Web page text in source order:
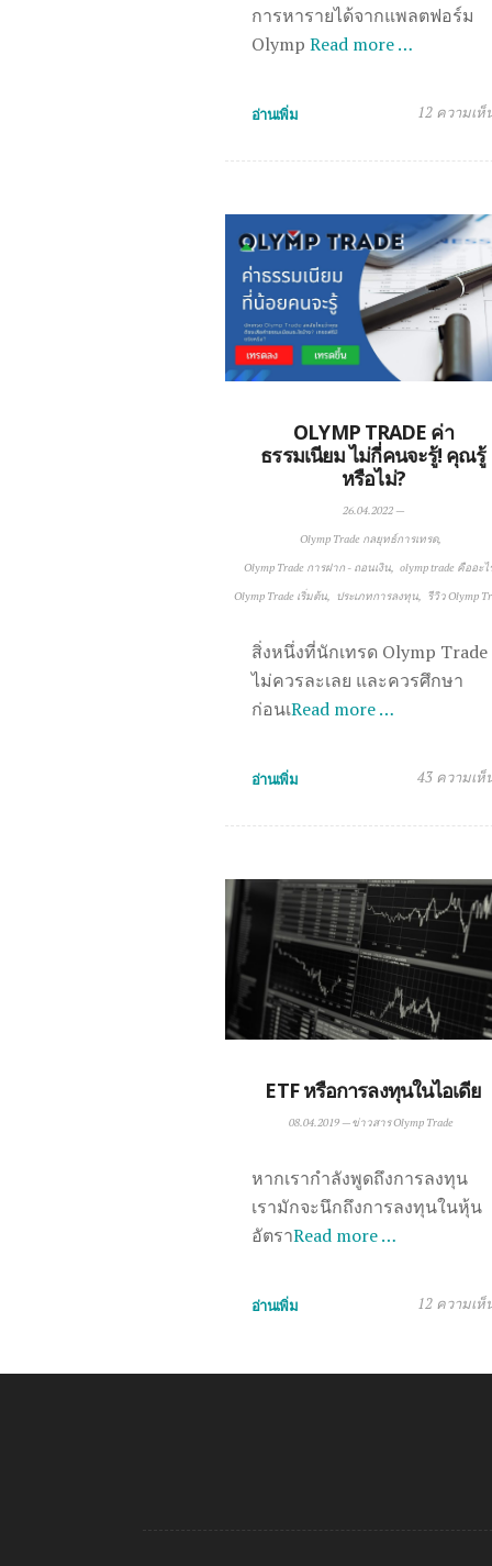
การหารายได้จากแพลตฟอร์ม
Olymp Read more …
อ่านเพิ่ม 12 ความเห็
OLYMP TRADE ค่า
ธรรมเนียม ไม่กี่คนจะรู้! คุณรู้
หรือไม่?
26.04.2022—
Olymp Trade กลยุทธ์การเทรด
Olymp Trade การฝาก - ถอนเงิน
olymp trade คืออะไ
Olymp Trade เริ่มต้น
ประเภทการลงทุน รีวิว Olymp
สิ่งหนึ่งที่นักเทรด Olymp Trade
ไม่ควรละเลย และควรศึกษา
ก่อนเRead more …
อ่านเพิ่ม 43 ความเห็
ETF หรือการลงทุนในไอเดีย
08.04.2019—ข่าวสาร Olymp Trade
หากเรากำลังพูดถึงการลงทุน
เรามักจะนึกถึงการลงทุนในหุ้น
อัตราRead more …
อ่านเพิ่ม 12 ความเห็